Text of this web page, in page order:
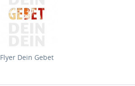
Flyer Dein Gebet